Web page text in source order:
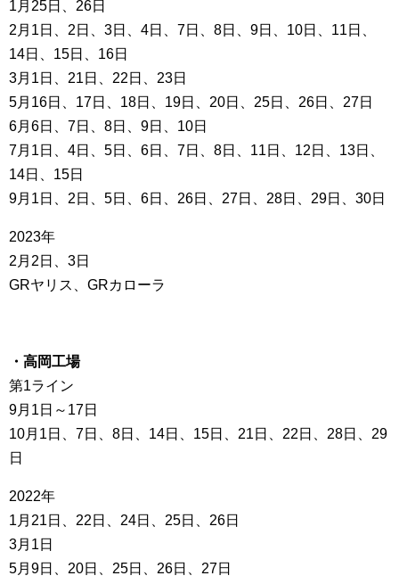
1月25日、26日
2月1日、2日、3日、4日、7日、8日、9日、10日、11日、
14日、15日、16日
3月1日、21日、22日、23日
5月16日、17日、18日、19日、20日、25日、26日、27日
6月6日、7日、8日、9日、10日
7月1日、4日、5日、6日、7日、8日、11日、12日、13日、
14日、15日
9月1日、2日、5日、6日、26日、27日、28日、29日、30日
2023年
2月2日、3日
GRヤリス、GRカローラ
・高岡工場
第1ライン
9月1日～17日
10月1日、7日、8日、14日、15日、21日、22日、28日、29
日
2022年
1月21日、22日、24日、25日、26日
3月1日
5月9日、20日、25日、26日、27日